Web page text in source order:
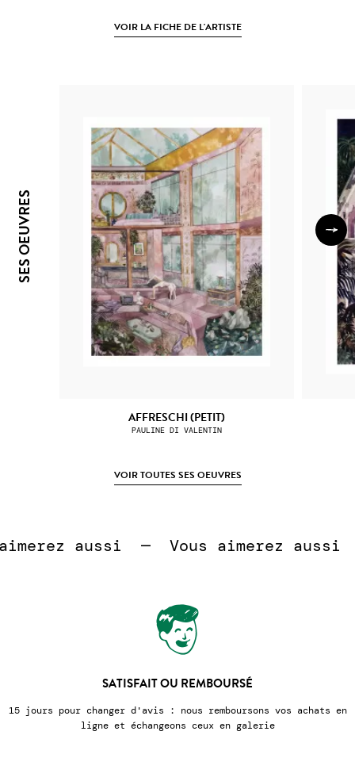
VOIR LA FICHE DE L'ARTISTE
SES OEUVRES
AFFRESCHI (PETIT)
PAULINE DI VALENTIN
VOIR TOUTES SES OEUVRES
aussi  — Vous aimerez aussi
SATISFAIT OU REMBOURSÉ
changer d'avis : nous remboursons vos achats en
ligne et échangeons ceux en galerie
Nous